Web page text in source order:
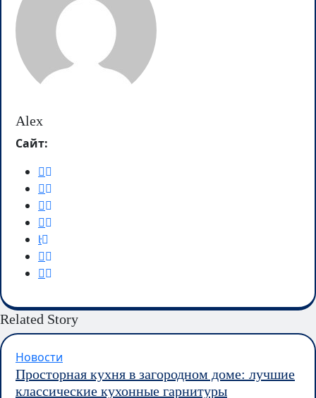
Alex
Сайт:
Related Story
Новости
Просторная кухня в загородном доме: лучшие
классические кухонные гарнитуры